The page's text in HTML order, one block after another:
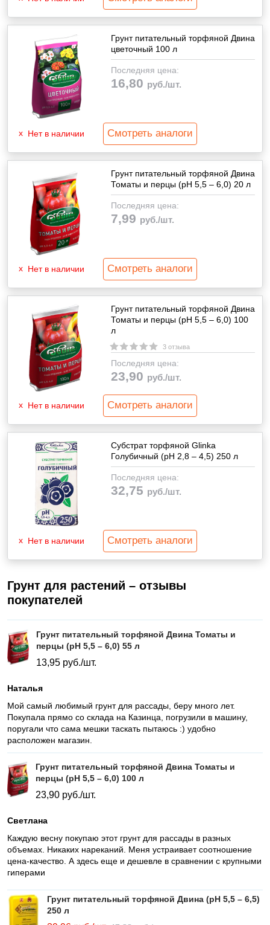
Грунт питательный торфяной Двина
цветочный 100 л
Последняя цена:
16,80 руб./шт.
Нет в наличии Смотреть аналоги
Грунт питательный торфяной Двина
Томаты и перцы (pH 5,5 – 6,0) 20 л
Последняя цена:
7,99 руб./шт.
Нет в наличии Смотреть аналоги
Грунт питательный торфяной Двина
Томаты и перцы (pH 5,5 – 6,0) 100
л
3 отзыва
Последняя цена:
23,90 руб./шт.
Нет в наличии Смотреть аналоги
Субстрат торфяной Glinka
Голубичный (pH 2,8 – 4,5) 250 л
Последняя цена:
32,75 руб./шт.
Нет в наличии Смотреть аналоги
Грунт для растений – отзывы
покупателей
Грунт питательный торфяной Двина Томаты и
перцы (pH 5,5 – 6,0) 55 л
13,95 руб./шт.
Наталья
Мой самый любимый грунт для рассады, беру много лет.
Покупала прямо со склада на Казинца, погрузили в машину,
поругали что сама мешки таскать пытаюсь :) удобно
расположен магазин.
Грунт питательный торфяной Двина Томаты и
перцы (pH 5,5 – 6,0) 100 л
23,90 руб./шт.
Светлана
Каждую весну покупаю этот грунт для рассады в разных
объемах. Никаких нареканий. Меня устраивает соотношение
цена-качество. А здесь еще и дешевле в сравнении с крупными
гиперами
Грунт питательный торфяной Двина (pH 5,5 – 6,5)
250 л